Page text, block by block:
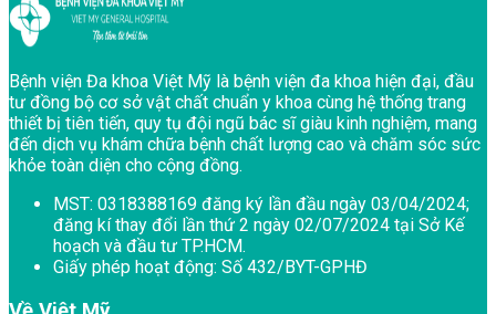
Bệnh viện Đa khoa Việt Mỹ là bệnh viện đa khoa hiện đại, đầu
tư đồng bộ cơ sở vật chất chuẩn y khoa cùng hệ thống trang
thiết bị tiên tiến, quy tụ đội ngũ bác sĩ giàu kinh nghiệm, mang
đến dịch vụ khám chữa bệnh chất lượng cao và chăm sóc sức
khỏe toàn diện cho cộng đồng.
MST: 0318388169 đăng ký lần đầu ngày 03/04/2024;
đăng kí thay đổi lần thứ 2 ngày 02/07/2024 tại Sở Kế
hoạch và đầu tư TP.HCM.
Giấy phép hoạt động: Số 432/BYT-GPHĐ